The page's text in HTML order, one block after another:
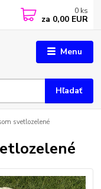
Menu
Hľadať
0 ks
za 0,00 EUR
svetlozelené